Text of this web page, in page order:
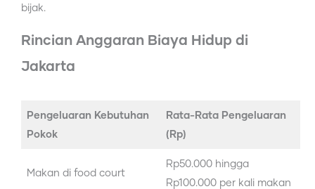
bijak.
Rincian Anggaran Biaya Hidup di
Jakarta
Pengeluaran Kebutuhan
Pokok
Rata-Rata Pengeluaran
(Rp)
Makan di food court
Rp50.000 hingga
Rp100.000 per kali makan